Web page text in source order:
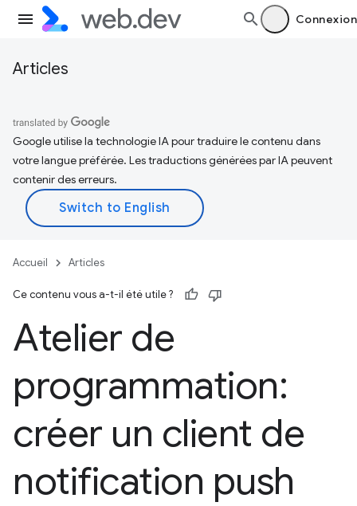
Connexion
Articles
Google utilise la technologie IA pour traduire le contenu dans
votre langue préférée. Les traductions générées par IA peuvent
contenir des erreurs.
Accueil Articles
Ce contenu vous a-t-il été utile ?
Atelier de
programmation:
créer un client de
notification push